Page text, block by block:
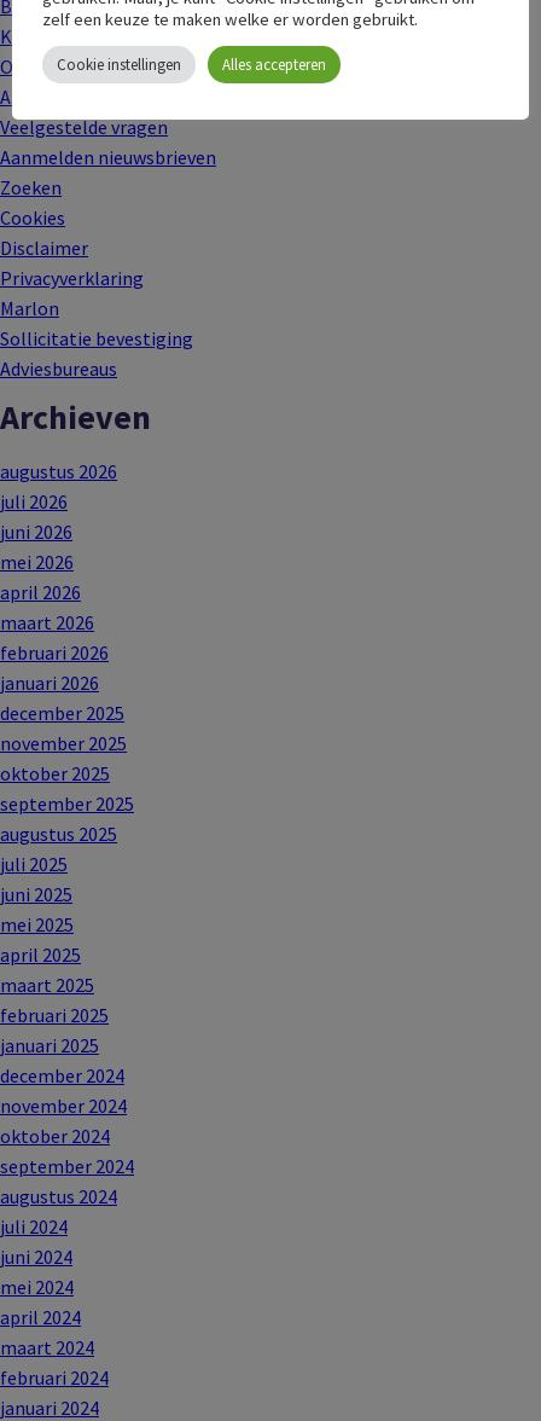
Bedankt
Klachten en geschillen
Online dossier in Solvio
Aanmelden bij C-support
Veelgestelde vragen
Aanmelden nieuwsbrieven
Zoeken
Cookies
Disclaimer
Privacyverklaring
Marlon
Sollicitatie bevestiging
Adviesbureaus
Archieven
augustus 2026
juli 2026
juni 2026
mei 2026
april 2026
maart 2026
februari 2026
januari 2026
december 2025
november 2025
oktober 2025
september 2025
augustus 2025
juli 2025
juni 2025
mei 2025
april 2025
maart 2025
februari 2025
januari 2025
december 2024
november 2024
oktober 2024
september 2024
augustus 2024
juli 2024
juni 2024
mei 2024
april 2024
maart 2024
februari 2024
januari 2024
zelf een keuze te maken welke er worden gebruikt.
Cookie instellingen Alles accepteren